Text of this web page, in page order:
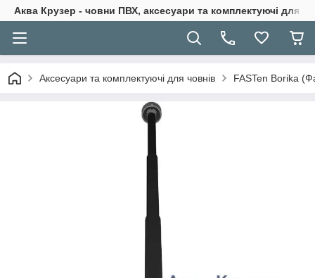
Аква Крузер - човни ПВХ, аксесуари та комплектуючі для
Аксесуари та комплектуючі для човнів FASTen Borika